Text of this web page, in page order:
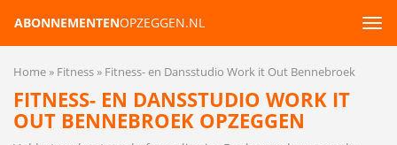
ABONNEMENTENOPZEGGEN.NL
Home Fitness Fitness- en Dansstudio Work it Out Bennebroek
FITNESS- EN DANSSTUDIO WORK IT
OUT BENNEBROEK OPZEGGEN